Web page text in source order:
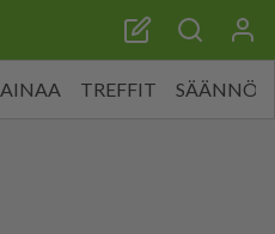
TREFFIT SÄÄNNÖT